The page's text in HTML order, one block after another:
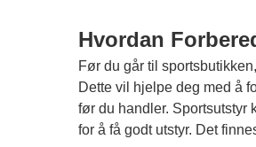
Hvordan
Før du går til
Dette vil hjelpe deg med å
før du handler. Sportsutstyr
for å få godt utstyr. Det